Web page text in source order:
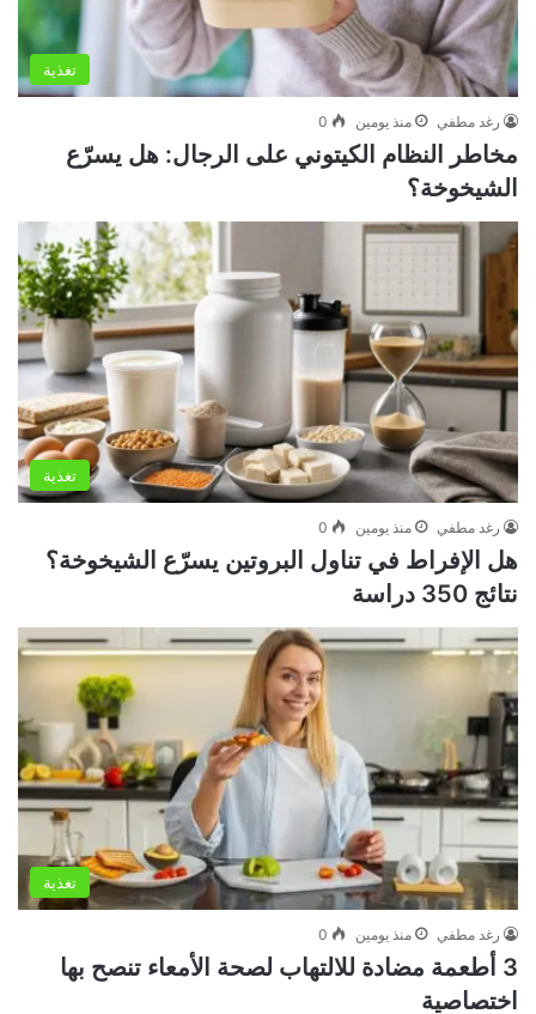
تغذية
رغد مطفي منذ يومين 0
مخاطر النظام الكيتوني على الرجال: هل يسرّع
الشيخوخة؟
تغذية
رغد مطفي منذ يومين 0
هل الإفراط في تناول البروتين يسرّع الشيخوخة؟
نتائج 350 دراسة
تغذية
رغد مطفي منذ يومين 0
3 أطعمة مضادة للالتهاب لصحة الأمعاء تنصح بها
اختصاصية